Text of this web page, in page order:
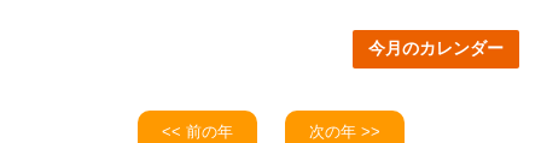
今月のカレンダー
<< 前の年 次の年 >>